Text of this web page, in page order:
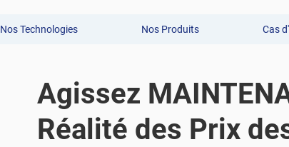
Nos Technologies Nos Produits Cas
Agissez
Réalité des Prix